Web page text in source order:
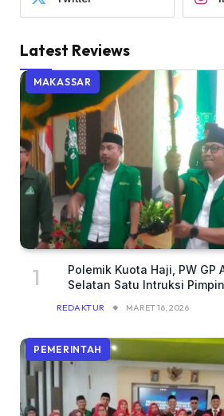
Latest Reviews
MAKASSAR
Polemik Kuota Haji, PW GP
Selatan Satu Intruksi
REDAKTUR MARET 16, 2026
PEMERINTAH